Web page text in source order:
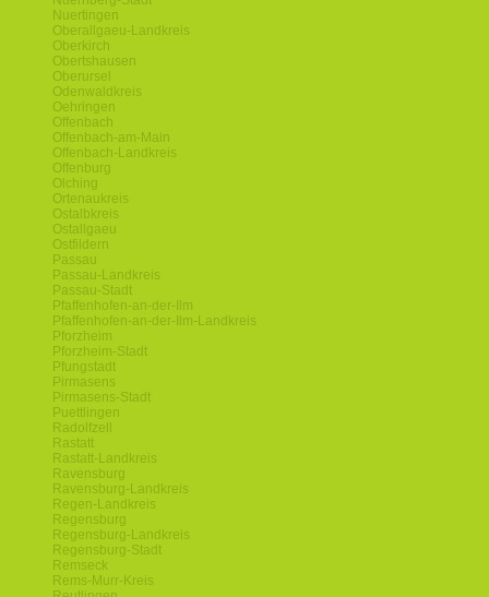
Nuertingen
Oberallgaeu-Landkreis
Oberkirch
Obertshausen
Oberursel
Odenwaldkreis
Oehringen
Offenbach
Offenbach-am-Main
Offenbach-Landkreis
Offenburg
Olching
Ortenaukreis
Ostalbkreis
Ostallgaeu
Ostfildern
Passau
Passau-Landkreis
Passau-Stadt
Pfaffenhofen-an-der-Ilm
Pfaffenhofen-an-der-Ilm-Landkreis
Pforzheim
Pforzheim-Stadt
Pfungstadt
Pirmasens
Pirmasens-Stadt
Puettlingen
Radolfzell
Rastatt
Rastatt-Landkreis
Ravensburg
Ravensburg-Landkreis
Regen-Landkreis
Regensburg
Regensburg-Landkreis
Regensburg-Stadt
Remseck
Rems-Murr-Kreis